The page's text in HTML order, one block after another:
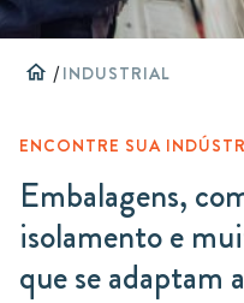
home /INDUSTRIAL
ENCONTRE SUA
Embalagens,
isolamento e
que se adaptam